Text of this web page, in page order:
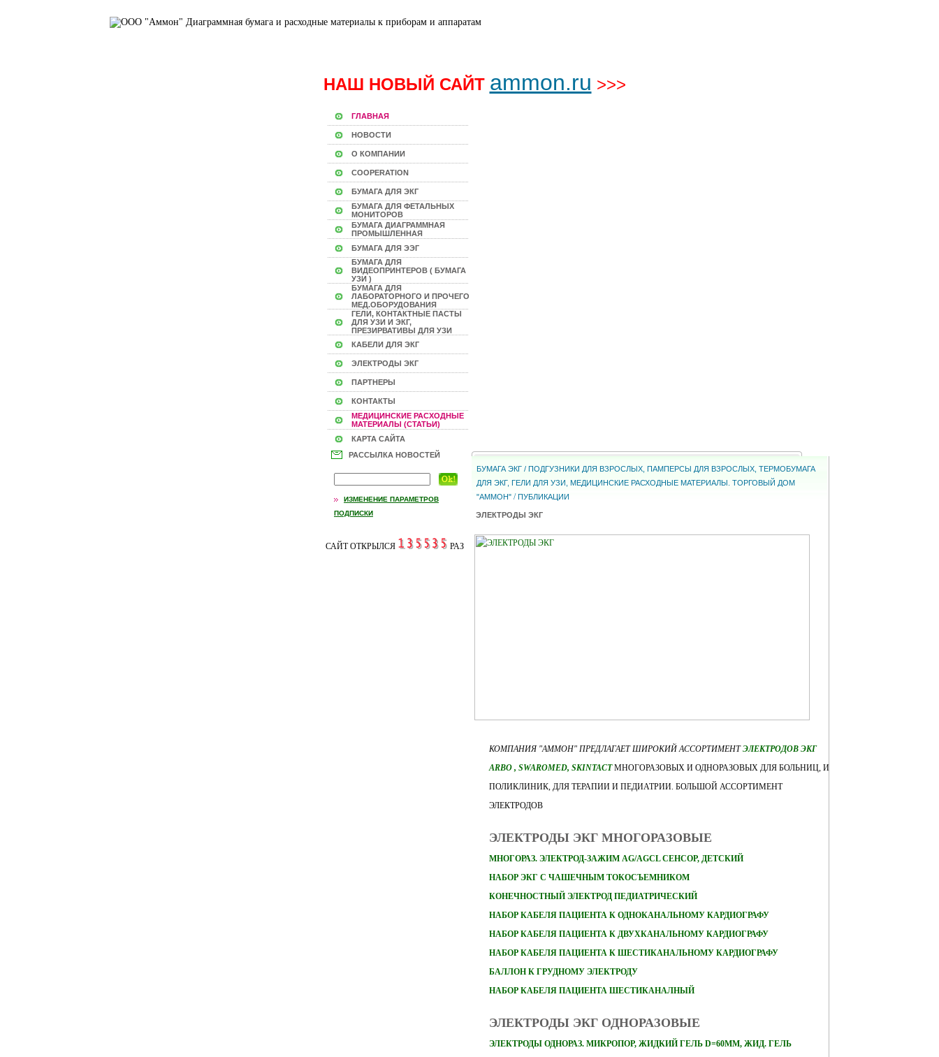
НАШ НОВЫЙ САЙТ ammon.ru >>>
ГЛАВНАЯ
НОВОСТИ
О КОМПАНИИ
COOPERATION
БУМАГА ДЛЯ ЭКГ
БУМАГА ДЛЯ ФЕТАЛЬНЫХ
МОНИТОРОВ
БУМАГА ДИАГРАММНАЯ
ПРОМЫШЛЕННАЯ
БУМАГА ДЛЯ ЭЭГ
БУМАГА ДЛЯ
ВИДЕОПРИНТЕРОВ ( БУМАГА
УЗИ )
БУМАГА ДЛЯ
ЛАБОРАТОРНОГО И ПРОЧЕГО
МЕД.ОБОРУДОВАНИЯ
ГЕЛИ, КОНТАКТНЫЕ ПАСТЫ
ДЛЯ УЗИ И ЭКГ,
ПРЕЗИРВАТИВЫ ДЛЯ УЗИ
КАБЕЛИ ДЛЯ ЭКГ
ЭЛЕКТРОДЫ ЭКГ
ПАРТНЕРЫ
КОНТАКТЫ
МЕДИЦИНСКИЕ РАСХОДНЫЕ
МАТЕРИАЛЫ (СТАТЬИ)
КАРТА САЙТА
РАССЫЛКА НОВОСТЕЙ
ИЗМЕНЕНИЕ ПАРАМЕТРОВ
ПОДПИСКИ
САЙТ ОТКРЫЛСЯ РАЗ
БУМАГА ЭКГ / ПОДГУЗНИКИ ДЛЯ ВЗРОСЛЫХ, ПАМПЕРСЫ ДЛЯ ВЗРОСЛЫХ, ТЕРМОБУМАГА
ДЛЯ ЭКГ, ГЕЛИ ДЛЯ УЗИ, МЕДИЦИНСКИЕ РАСХОДНЫЕ МАТЕРИАЛЫ. ТОРГОВЫЙ ДОМ
"АММОН" /ПУБЛИКАЦИИ
ЭЛЕКТРОДЫ ЭКГ
КОМПАНИЯ "АММОН" ПРЕДЛАГАЕТ ШИРОКИЙ АССОРТИМЕНТЭЛЕКТРОДОВ ЭКГ
ARBO , SWAROMED, SKINTACTМНОГОРАЗОВЫХ И ОДНОРАЗОВЫХ ДЛЯ БОЛЬНИЦ, И
ПОЛИКЛИНИК, ДЛЯ ТЕРАПИИ И ПЕДИАТРИИ. БОЛЬШОЙ АССОРТИМЕНТ
ЭЛЕКТРОДОВ
ЭЛЕКТРОДЫ ЭКГ МНОГОРАЗОВЫЕ
МНОГОРАЗ. ЭЛЕКТРОД-ЗАЖИМ AG/AGCL СЕНСОР, ДЕТСКИЙ
НАБОР ЭКГ С ЧАШЕЧНЫМ ТОКОСЪЕМНИКОМ
КОНЕЧНОСТНЫЙ ЭЛЕКТРОД ПЕДИАТРИЧЕСКИЙ
НАБОР КАБЕЛЯ ПАЦИЕНТА К ОДНОКАНАЛЬНОМУ КАРДИОГРАФУ
НАБОР КАБЕЛЯ ПАЦИЕНТА К ДВУХКАНАЛЬНОМУ КАРДИОГРАФУ
НАБОР КАБЕЛЯ ПАЦИЕНТА К ШЕСТИКАНАЛЬНОМУ КАРДИОГРАФУ
БАЛЛОН К ГРУДНОМУ ЭЛЕКТРОДУ
НАБОР КАБЕЛЯ ПАЦИЕНТА ШЕСТИКАНАЛНЫЙ
ЭЛЕКТРОДЫ ЭКГ ОДНОРАЗОВЫЕ
ЭЛЕКТРОДЫ ОДНОРАЗ. МИКРОПОР, ЖИДКИЙ ГЕЛЬ D=60ММ, ЖИД. ГЕЛЬ